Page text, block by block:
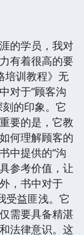
的学员，我对
有着很高的要
培训教程》无
对于“顾客沟
的印象。它
要的是，它教
何理解顾客的
中提供的“沟
参考价值，让
，书中对于
受益匪浅。它
需要具备精湛
法律意识。这